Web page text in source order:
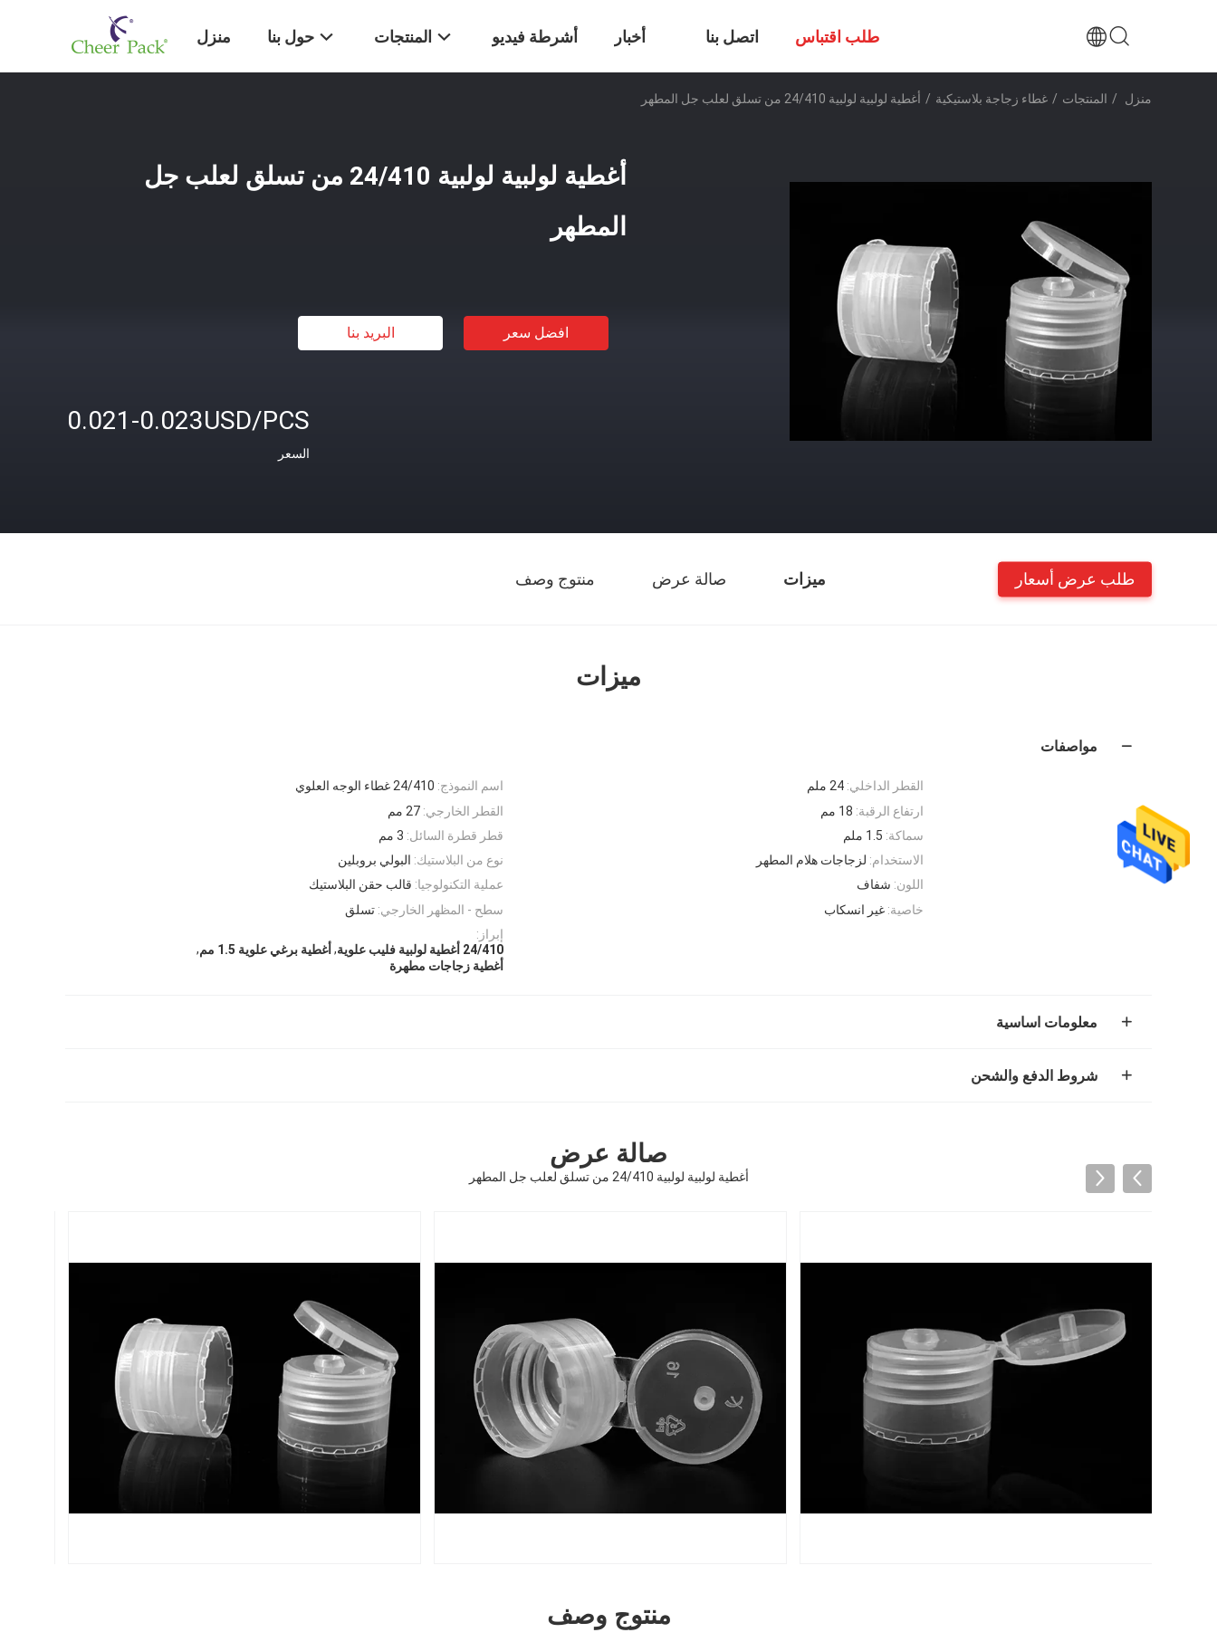
منزل حول بنا المنتجات أشرطة فيديو أخبار اتصل بنا طلب اقتباس
منزل / المنتجات / غطاء زجاجة بلاستيكية / أغطية لولبية لولبية 24/410 من تسلق لعلب جل المطهر
أغطية لولبية لولبية 24/410 من تسلق لعلب جل
المطهر
افضل سعر البريد بنا
0.021-0.023USD/PCS
السعر
ميزات صالة عرض منتوج وصف طلب عرض أسعار
ميزات
مواصفات
اسم النموذج: 24/410 غطاء الوجه العلوي القطر الداخلي: 24 ملم
القطر الخارجي: 27 مم ارتفاع الرقبة: 18 مم
قطر قطرة السائل: 3 مم سماكة: 1.5 ملم
نوع من البلاستيك: البولي بروبلين الاستخدام: لزجاجات هلام المطهر
عملية التكنولوجيا: قالب حقن البلاستيك اللون: شفاف
سطح - المظهر الخارجي: تسلق خاصية: غير انسكاب
إبراز:
24/410 أغطية لولبية فليب علوية
, أغطية برغي علوية 1.5 مم
,
أغطية زجاجات مطهرة
معلومات اساسية
شروط الدفع والشحن
صالة عرض
أغطية لولبية لولبية 24/410 من تسلق لعلب جل المطهر
منتوج وصف